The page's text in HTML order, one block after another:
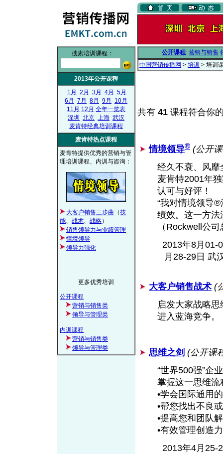
搜索培训课程：
2013年公开课程
1月
2月 3月 4月
5月
6月
7月 8月 9月
10月
11月 12月 全年一览表
深圳
北京 上海 武汉
麦肯特经典培训课程
麦肯特热点课程
麦肯特提供优秀的营销与管
理培训课程、内训与咨询：
大客户销售三步曲 （技
能、 战术、 战略）
销售领导力与业绩管理
情境领导
领导力强化
更多优秀培训
公开课程
营销与销售类
领导与管理类
内训课程
营销与销售类
领导与管理类
公开课程: 营销与销售
中国营销传播网 > 培训 > 培训
共有 41 课程符合你
情境领导® (公开
经久不衰、风
麦肯特2001年
认可与好评！
“我对情境领导
绩效。这一方
（Rockwell公
2013年8月
月28-29日
大客户销售战术 (
启发大家战略
进入蓝海竞争。
思维之剑 (公开课
“世界500强”企
掌握这一思维
•学会国际通用
•帮您找出不良
•提高您和团队
•有效管理创造
2013年4月